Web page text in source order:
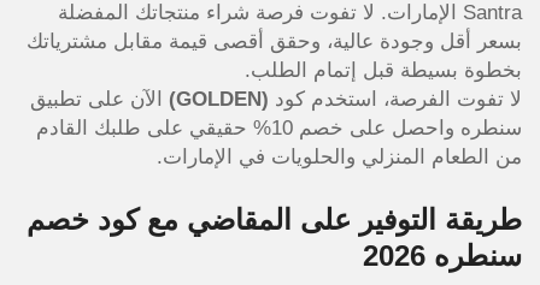
Santra الإمارات. لا تفوت فرصة شراء منتجاتك المفضلة
بسعر أقل وجودة عالية، وحقق أقصى قيمة مقابل مشترياتك
بخطوة بسيطة قبل إتمام الطلب.
لا تفوت الفرصة، استخدم كود (GOLDEN)
الآن على تطبيق
سنطره واحصل على خصم 10% حقيقي على طلبك القادم
من الطعام المنزلي والحلويات في الإمارات.
طريقة التوفير على المقاضي مع كود خصم
سنطره 2026